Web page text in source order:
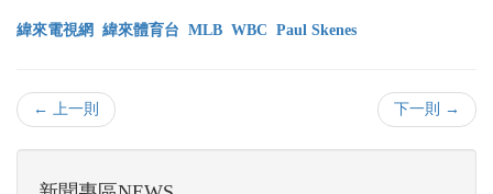
緯來電視網 緯來體育台 MLB WBC Paul Skenes
← 上一則 下一則 →